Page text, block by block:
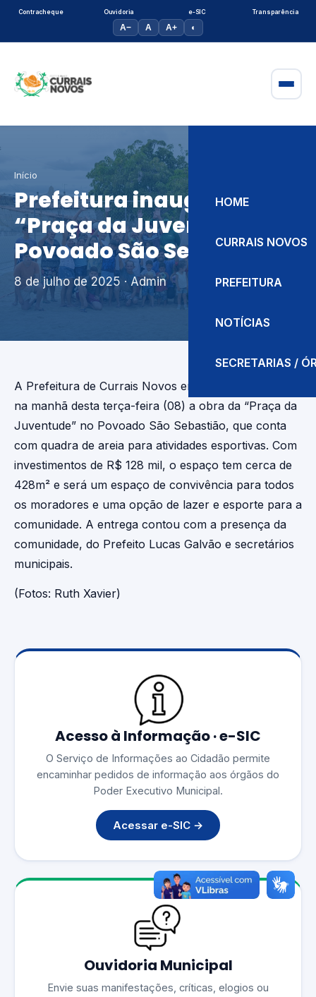
Contracheque Ouvidoria e-SIC Transparência
A− A A+ ◐
HOME
CURRAIS NOVOS
PREFEITURA
NOTÍCIAS
SECRETARIAS /
Início
Prefeitura inaugura
“Praça da Juventude” no
Povoado São Sebastião
8 de julho de 2025 · Admin
A Prefeitura de Currais Novos entregou oficialmente
na manhã desta terça-feira (08) a obra da “Praça da
Juventude” no Povoado São Sebastião, que conta
com quadra de areia para atividades esportivas. Com
investimentos de R$ 128 mil, o espaço tem cerca de
428m² e será um espaço de convivência para todos
os moradores e uma opção de lazer e esporte para a
comunidade. A entrega contou com a presença da
comunidade, do Prefeito Lucas Galvão e secretários
municipais.
(Fotos: Ruth Xavier)
Acesso à Informação · e-SIC
O Serviço de Informações ao Cidadão permite
encaminhar pedidos de informação aos órgãos do
Poder Executivo Municipal.
Acessar e-SIC →
Ouvidoria Municipal
Envie suas manifestações, críticas, elogios ou